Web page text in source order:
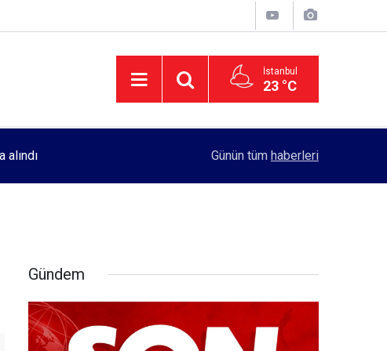
İstanbul
23 °C
Rektörlük, kadın öğrencilerin güvenliği için
Günün tüm haberleri
Gündem